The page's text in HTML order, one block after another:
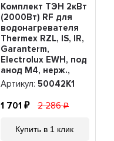
Комплект ТЭН 2кВт
(2000Вт) RF для
водонагревателя
Thermex RZL, IS, IR,
Garanterm,
Electrolux EWH, под
анод М4, нерж.,
PREMIUM +
прокладка,
50042K1
Артикул: 50042K1
1 701 2 286
Купить в 1 клик